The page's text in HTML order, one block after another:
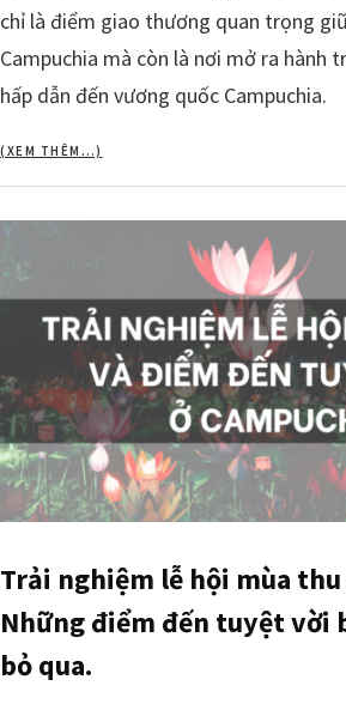
chỉ là điểm giao thương quan trọng
Campuchia mà còn là nơi mở ra hành
hấp dẫn đến vương quốc Campuchia.
(XEM THÊM…)
Trải nghiệm lễ hội mùa thu
Những điểm đến tuyệt vời
bỏ qua.